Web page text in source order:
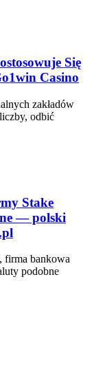
Się
Casino
zakładów
odbić
Stake
— polski
firma bankowa
podobne